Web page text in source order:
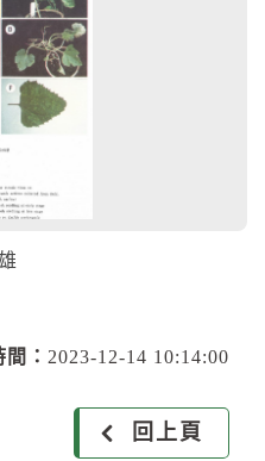
： 2023-12-14 10:14:00
回上頁